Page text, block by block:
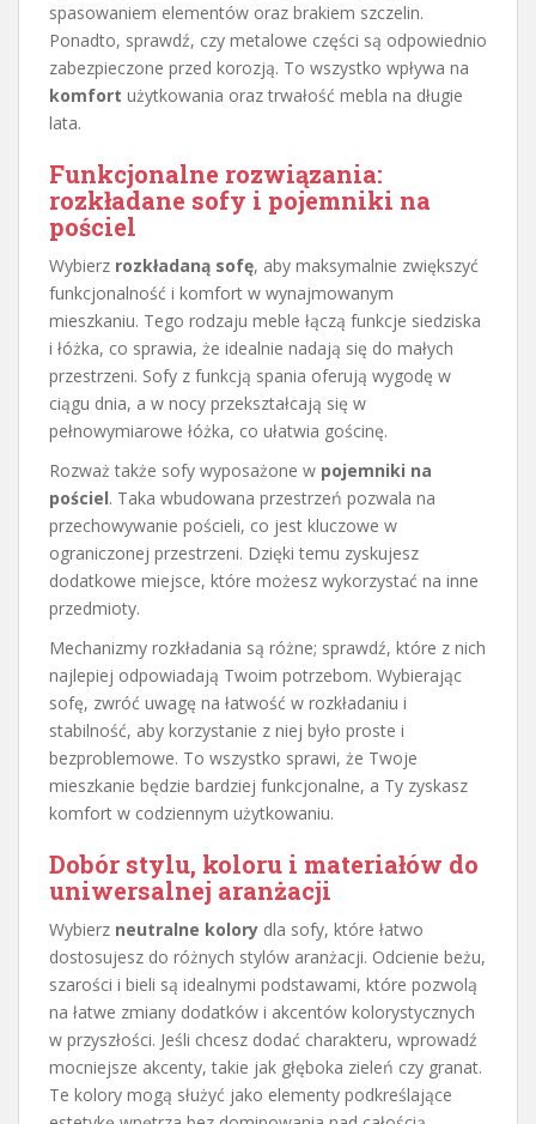
spasowaniem elementów oraz brakiem szczelin.
Ponadto, sprawdź, czy metalowe części są odpowiednio
zabezpieczone przed korozją. To wszystko wpływa na
komfort użytkowania oraz trwałość mebla na długie
lata.
Funkcjonalne rozwiązania:
rozkładane sofy i pojemniki na
pościel
Wybierz rozkładaną sofę, aby maksymalnie zwiększyć
funkcjonalność i komfort w wynajmowanym
mieszkaniu. Tego rodzaju meble łączą funkcje siedziska
i łóżka, co sprawia, że idealnie nadają się do małych
przestrzeni. Sofy z funkcją spania oferują wygodę w
ciągu dnia, a w nocy przekształcają się w
pełnowymiarowe łóżka, co ułatwia gościnę.
Rozważ także sofy wyposażone w pojemniki na
pościel. Taka wbudowana przestrzeń pozwala na
przechowywanie pościeli, co jest kluczowe w
ograniczonej przestrzeni. Dzięki temu zyskujesz
dodatkowe miejsce, które możesz wykorzystać na inne
przedmioty.
Mechanizmy rozkładania są różne; sprawdź, które z nich
najlepiej odpowiadają Twoim potrzebom. Wybierając
sofę, zwróć uwagę na łatwość w rozkładaniu i
stabilność, aby korzystanie z niej było proste i
bezproblemowe. To wszystko sprawi, że Twoje
mieszkanie będzie bardziej funkcjonalne, a Ty zyskasz
komfort w codziennym użytkowaniu.
Dobór stylu, koloru i materiałów do
uniwersalnej aranżacji
Wybierz neutralne kolory dla sofy, które łatwo
dostosujesz do różnych stylów aranżacji. Odcienie beżu,
szarości i bieli są idealnymi podstawami, które pozwolą
na łatwe zmiany dodatków i akcentów kolorystycznych
w przyszłości. Jeśli chcesz dodać charakteru, wprowadź
mocniejsze akcenty, takie jak głęboka zieleń czy granat.
Te kolory mogą służyć jako elementy podkreślające